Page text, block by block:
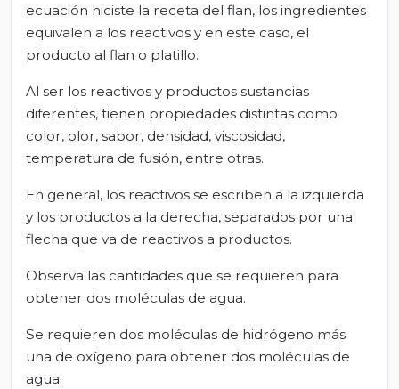
ecuación hiciste la receta del flan, los ingredientes
equivalen a los reactivos y en este caso, el
producto al flan o platillo.
Al ser los reactivos y productos sustancias
diferentes, tienen propiedades distintas como
color, olor, sabor, densidad, viscosidad,
temperatura de fusión, entre otras.
En general, los reactivos se escriben a la izquierda
y los productos a la derecha, separados por una
flecha que va de reactivos a productos.
Observa las cantidades que se requieren para
obtener dos moléculas de agua.
Se requieren dos moléculas de hidrógeno más
una de oxígeno para obtener dos moléculas de
agua.